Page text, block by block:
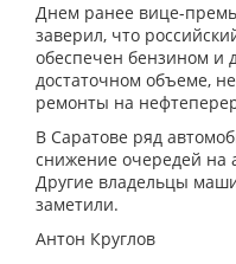
Днем ранее вице-
заверил, что
обеспечен бензином и
достаточном объеме,
ремонты на
В Саратове ряд
снижение очередей на
Другие владельцы
заметили.
Антон Круглов